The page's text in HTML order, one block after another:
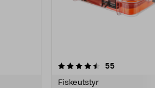
55
Fiskeutstyr
4.5 av 5 stjerner